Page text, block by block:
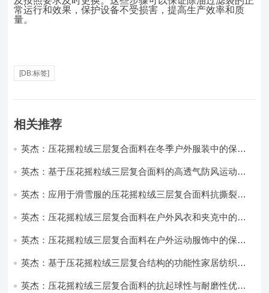
常运行和效果，保护设备不受损害，提高生产效率和质
量。
[DB:标签]
相关推荐
英杰：压花摇粒绒三层复合面料在冬季户外服装中的保暖
英杰：基于压花摇粒绒三层复合面料的高透气防风运动服
英杰：应用于滑雪服的压花摇粒绒三层复合面料抗撕裂与
英杰：压花摇粒绒三层复合面料在户外风衣和夹克中的应
英杰：压花摇粒绒三层复合面料在户外运动服饰中的保暖
英杰：基于压花摇粒绒三层复合结构的功能性家居纺织品
英杰：压花摇粒绒三层复合面料的抗起球性与耐磨性优化